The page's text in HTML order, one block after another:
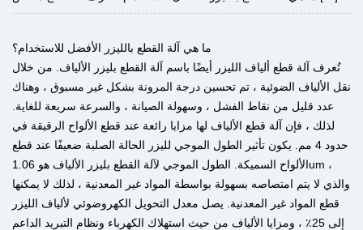
ما هي آلة القطع بالليزر الأفضل للاستخدام؟
تُعرف آلة قطع ألياف الليزر أيضًا باسم آلة القطع بليزر الألياف. من خلال
نقل الألياف الضوئية ، تم تحسين درجة المرونة بشكل غير مسبوق ، وهناك
عدد قليل من نقاط الفشل ، وسهولة الصيانة ، والسرعة سريعة للغاية.
لذلك ، فإن آلة قطع الألياف لها مزايا رائعة عند قطع الألواح الرقيقة في
حدود 4 مم. يكون تأثير الطول الموجي لليزر الحالة الصلبة ضعيفًا عند قطع
الألواح السميكة. الطول الموجي لآلة القطع بليزر الألياف هو 1.06um ،
والذي لا يتم امتصاصه بسهولة بواسطة المواد غير المعدنية ، لذلك لا يمكنها
قطع المواد غير المعدنية. يصل معدل التحويل الكهروضوئي لألياف الليزر
إلى 25٪ ، ومزايا الألياف من حيث استهلاك الكهرباء ونظام التبريد الداعم